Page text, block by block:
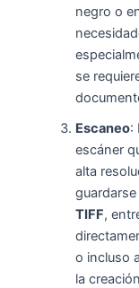
negro o
se
Escaneo:
escáner
alta
TIFF,
o incluso
la